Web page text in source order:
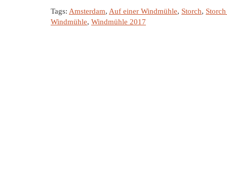
Tags: Amsterdam, Auf einer Windmühle, Storch,
Windmühle, Windmühle 2017